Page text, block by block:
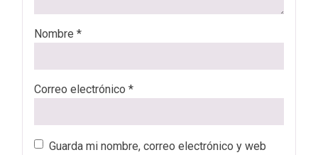
Nombre *
Correo electrónico *
Guarda mi nombre, correo electrónico y web